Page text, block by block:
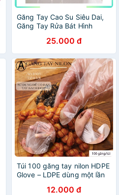
Găng Tay Cao Su Siêu Dai,
Găng Tay Rửa Bát Hình
25.000 đ
Túi 100 găng tay nilon HDPE
Glove – LDPE dùng một lần
12.000 đ